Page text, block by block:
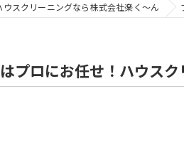
スクリーニングなら株式会社楽く～ん
プロにお任せ！ハウス